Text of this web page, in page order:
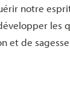
notre
les
et de